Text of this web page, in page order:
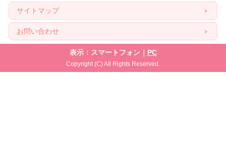
サイトマップ
お問い合わせ
表示：スマートフォン｜ PC
Copyright (C) All Rights Reserved.